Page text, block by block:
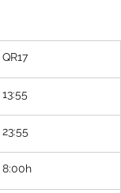
​QR17
13:55
23:55
8:00h